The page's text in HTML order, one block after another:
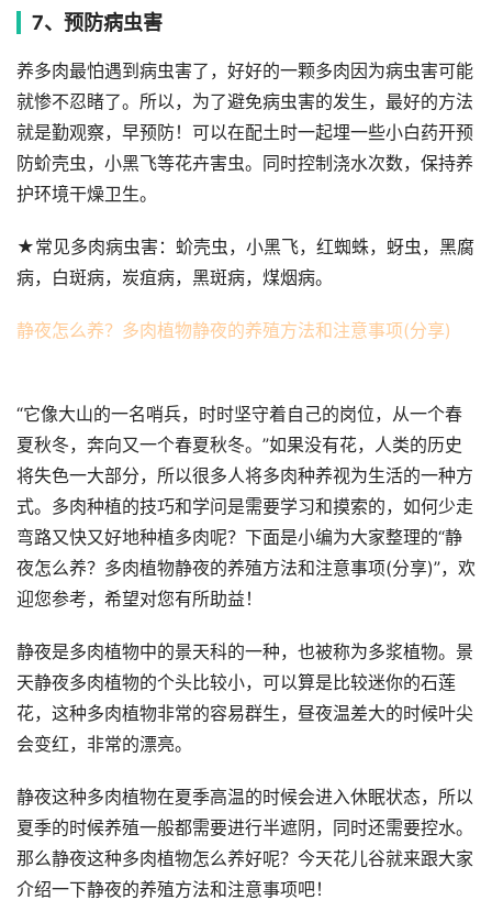
7、预防病虫害
养多肉最怕遇到病虫害了，好好的一颗多肉因为病虫害可能
就惨不忍睹了。所以，为了避免病虫害的发生，最好的方法
就是勤观察，早预防！可以在配土时一起埋一些小白药开预
防蚧壳虫，小黑飞等花卉害虫。同时控制浇水次数，保持养
护环境干燥卫生。
★常见多肉病虫害：蚧壳虫，小黑飞，红蜘蛛，蚜虫，黑腐
病，白斑病，炭疽病，黑斑病，煤烟病。
静夜怎么养？多肉植物静夜的养殖方法和注意事项(分享)
“它像大山的一名哨兵，时时坚守着自己的岗位，从一个春
夏秋冬，奔向又一个春夏秋冬。”如果没有花，人类的历史
将失色一大部分，所以很多人将多肉种养视为生活的一种方
式。多肉种植的技巧和学问是需要学习和摸索的，如何少走
弯路又快又好地种植多肉呢？下面是小编为大家整理的“静
夜怎么养？多肉植物静夜的养殖方法和注意事项(分享)”，欢
迎您参考，希望对您有所助益！
静夜是多肉植物中的景天科的一种，也被称为多浆植物。景
天静夜多肉植物的个头比较小，可以算是比较迷你的石莲
花，这种多肉植物非常的容易群生，昼夜温差大的时候叶尖
会变红，非常的漂亮。
静夜这种多肉植物在夏季高温的时候会进入休眠状态，所以
夏季的时候养殖一般都需要进行半遮阴，同时还需要控水。
那么静夜这种多肉植物怎么养好呢？今天花儿谷就来跟大家
介绍一下静夜的养殖方法和注意事项吧！